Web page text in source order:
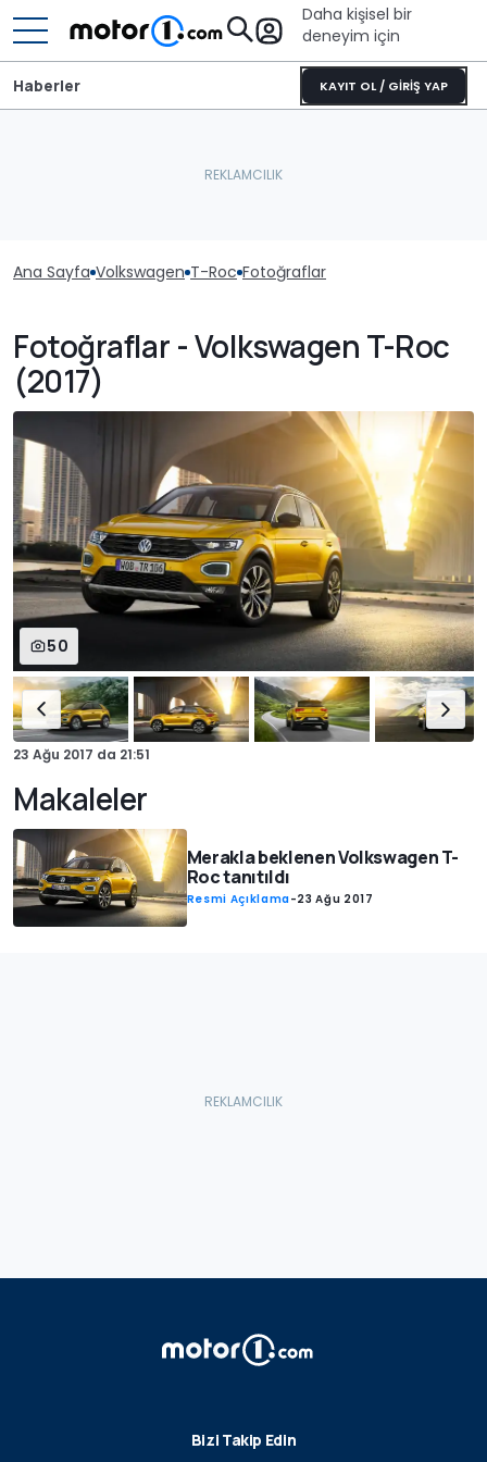
Daha kişisel bir
deneyim için
KAYIT OL / GİRİŞ YAP
Haberler
Ana Sayfa Volkswagen T-Roc Fotoğraflar
Fotoğraflar - Volkswagen T-Roc
(2017)
50
23 Ağu 2017 da 21:51
Makaleler
Merakla beklenen Volkswagen T-
Roc tanıtıldı
Resmi Açıklama-23 Ağu 2017
Bizi Takip Edin